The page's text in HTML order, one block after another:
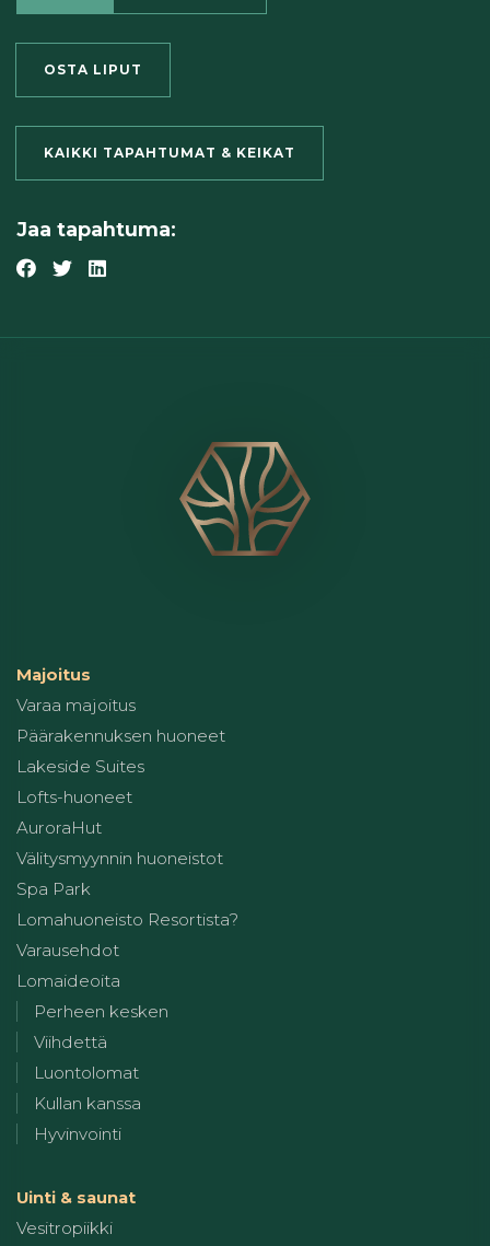
OSTA LIPUT
KAIKKI TAPAHTUMAT & KEIKAT
Jaa tapahtuma:
Majoitus
Varaa majoitus
Päärakennuksen huoneet
Lakeside Suites
Lofts-huoneet
AuroraHut
Välitysmyynnin huoneistot
Spa Park
Lomahuoneisto Resortista?
Varausehdot
Lomaideoita
Perheen kesken
Viihdettä
Luontolomat
Kullan kanssa
Hyvinvointi
Uinti & saunat
Vesitropiikki